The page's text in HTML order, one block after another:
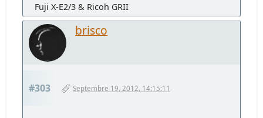
Fuji X-E2/3 & Ricoh GRII
brisco
#303 Septembre 19, 2012, 14:15:11